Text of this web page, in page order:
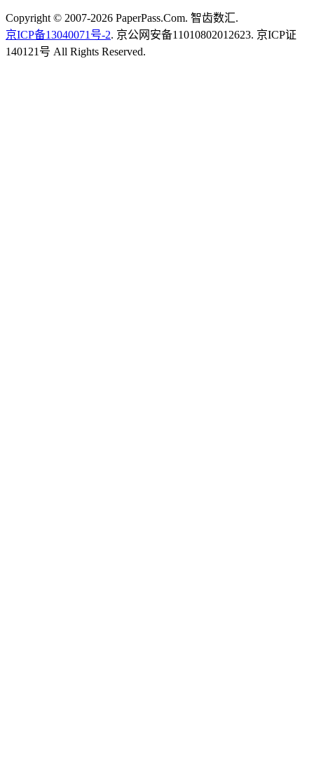
Copyright © 2007-2026 PaperPass.Com. 智齿数汇.
京ICP备13040071号-2. 京公网安备11010802012623. 京ICP证
140121号 All Rights Reserved.